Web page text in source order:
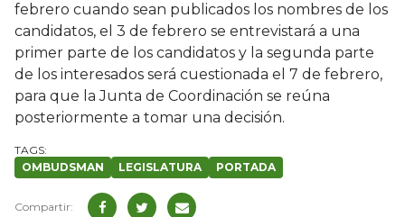
febrero cuando sean publicados los nombres de los
candidatos, el 3 de febrero se entrevistará a una
primer parte de los candidatos y la segunda parte
de los interesados será cuestionada el 7 de febrero,
para que la Junta de Coordinación se reúna
posteriormente a tomar una decisión.
OMBUDSMAN LEGISLATURA PORTADA